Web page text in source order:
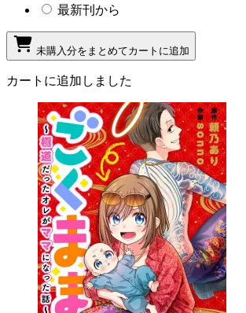
最新刊から
未購入分をまとめてカートに追加
カートに追加しました